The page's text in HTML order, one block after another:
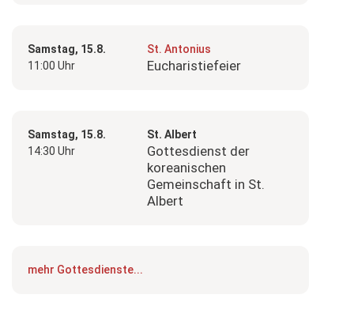
Samstag, 15.8.
St. Antonius
11:00 Uhr
Eucharistiefeier
Samstag, 15.8.
St. Albert
14:30 Uhr
Gottesdienst der
koreanischen
Gemeinschaft in St.
Albert
mehr Gottesdienste...